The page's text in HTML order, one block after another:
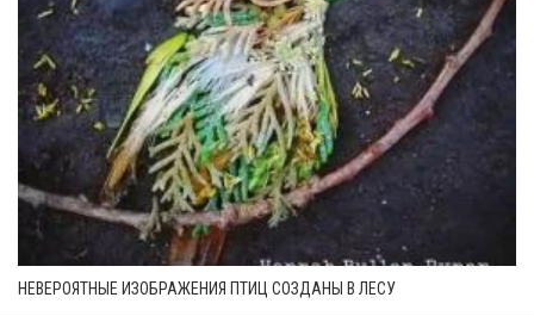
НЕВЕРОЯТНЫЕ ИЗОБРАЖЕНИЯ ПТИЦ СОЗДАНЫ В ЛЕСУ